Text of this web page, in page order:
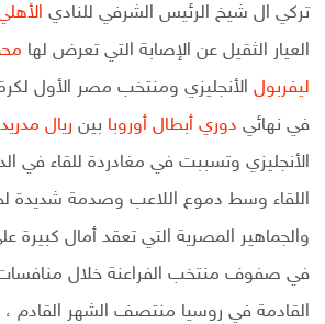
تركي ال شيخ الرئيس الشرفي للنادي
العيار الثقيل عن الإصابة التي تعرض لها
ليفربول الأنجليزي ومنتخب مصر الأول
في نهائي دوري أبطال أوروبا بين ريال مدريد
اللقاء وسط دموع اللاعب وصدمة شديدة
والجماهير المصرية التي تعقد أمال
في صفوف منتخب الفراعنة خلال
القادمة في روسيا منتصف الشهر القادم ،